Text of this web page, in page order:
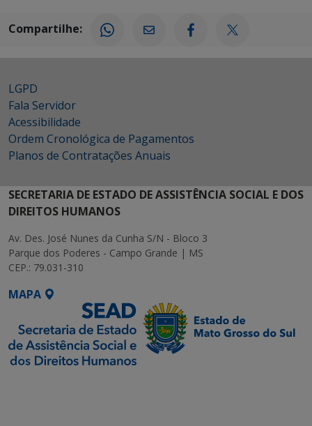
Compartilhe:
LGPD
Fala Servidor
Acessibilidade
Ordem Cronológica de Pagamentos
Planos de Contratações Anuais
SECRETARIA DE ESTADO DE ASSISTÊNCIA SOCIAL E DOS
DIREITOS HUMANOS
Av. Des. José Nunes da Cunha S/N - Bloco 3
Parque dos Poderes - Campo Grande | MS
CEP.: 79.031-310
MAPA